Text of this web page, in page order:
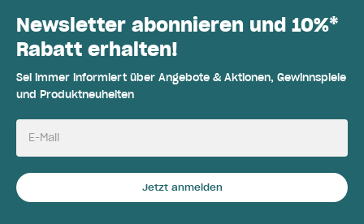
Newsletter abonnieren und 10%*
Rabatt erhalten!
Sei immer informiert über Angebote & Aktionen, Gewinnspiele
und Produktneuheiten
E-Mail
Jetzt anmelden